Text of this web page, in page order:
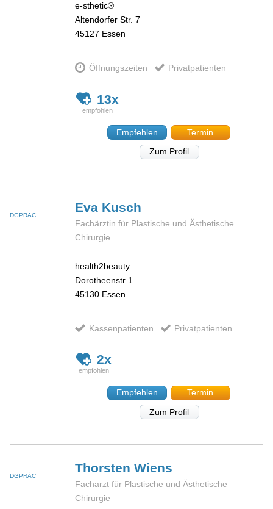
e-sthetic®
Altendorfer Str. 7
45127 Essen
Öffnungszeiten Privatpatienten
13x
Empfehlen
Termin
Zum Profil
DGPRÄC
Eva Kusch
Fachärztin für Plastische und Ästhetische
Chirurgie
health2beauty
Dorotheenstr 1
45130 Essen
Kassenpatienten Privatpatienten
2x
Empfehlen
Termin
Zum Profil
DGPRÄC
ThorstenWiens
Facharzt für Plastische und Ästhetische
Chirurgie